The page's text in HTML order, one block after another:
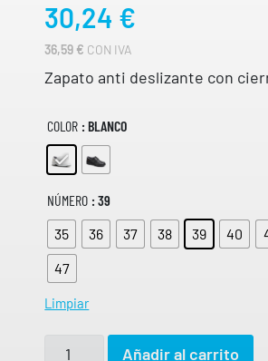
30,24 €
36,59 € CON IVA
Zapato anti deslizante con
COLOR : BLANCO
NÚMERO : 39
35
36 37 38 39 40
47
Limpiar
Añadir al carrito